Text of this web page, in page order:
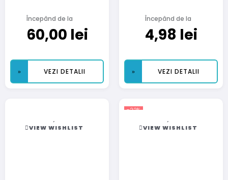
Începând de la
60,00 lei
VEZI DETALII
Începând de la
4,98 lei
VEZI DETALII
VIEW WISHLIST VIEW WISHLIST
-22%